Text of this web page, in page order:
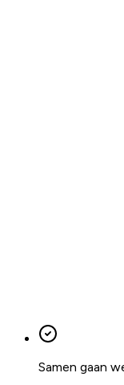
Samen gaan